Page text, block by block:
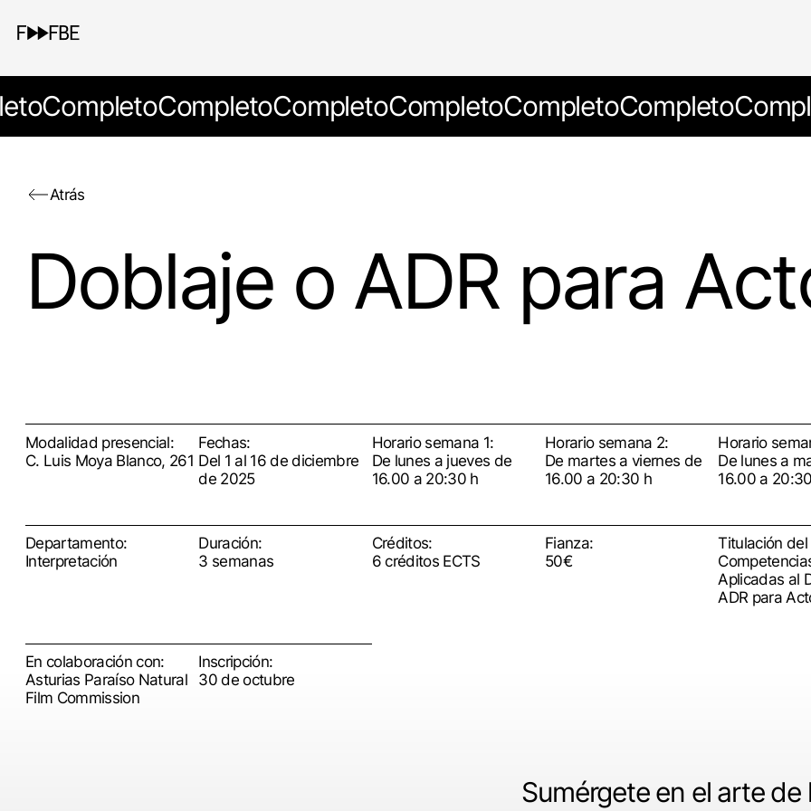
CompletoCompletoCompletoCompletoCompletoCompleto
Atrás
Doblaje o ADR para
Modalidad presencial:
C. Luis Moya Blanco, 261
Fechas:
Del 1 al 16 de diciembre
de 2025
Horario semana 1:
De lunes a jueves de
16.00 a 20:30 h
Horario semana 2:
De martes a viernes de
16.00 a 20:30 h
Horario
De lunes a
16.00 a
Departamento:
Interpretación
Duración:
3 semanas
Créditos:
6 créditos ECTS
Fianza:
50€
Titulación del
Aplicadas al
ADR para
En colaboración con:
Asturias Paraíso Natural
Film Commission
Inscripción:
30 de octubre
Sumérgete en el arte